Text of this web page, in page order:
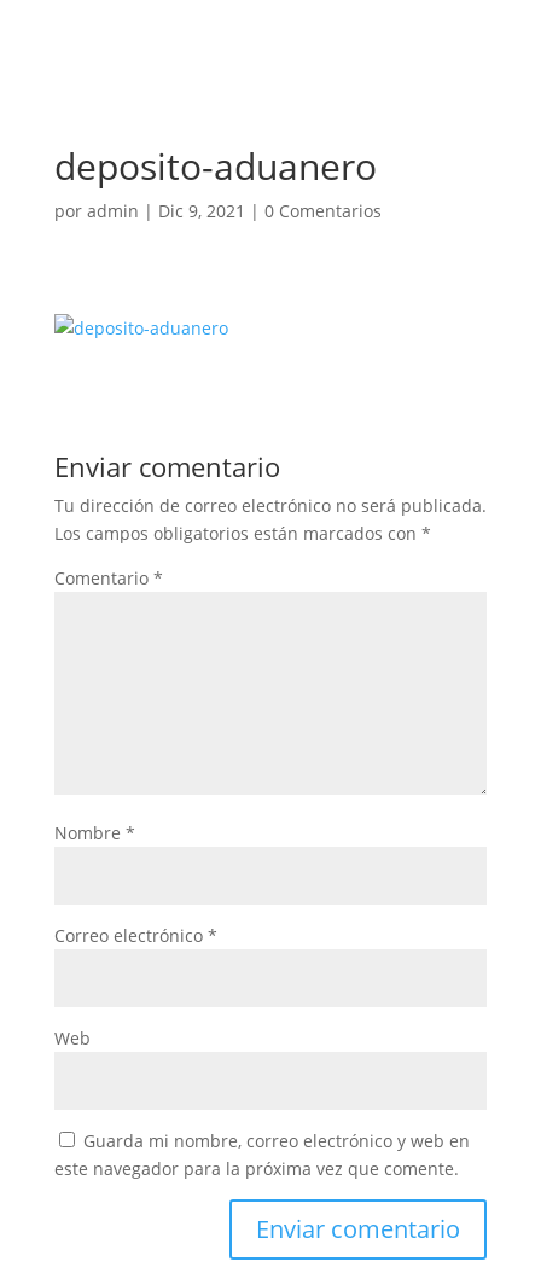
deposito-aduanero
por admin | Dic 9, 2021 | 0 Comentarios
Enviar comentario
Tu dirección de correo electrónico no será publicada.
Los campos obligatorios están marcados con *
Comentario *
Nombre *
Correo electrónico *
Web
Guarda mi nombre, correo electrónico y web en
este navegador para la próxima vez que comente.